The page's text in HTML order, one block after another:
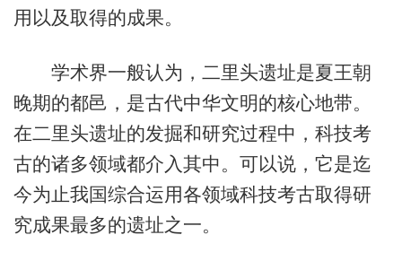
用以及取得的成果。
学术界一般认为，二里头遗址是夏王朝
晚期的都邑，是古代中华文明的核心地带。
在二里头遗址的发掘和研究过程中，科技考
古的诸多领域都介入其中。可以说，它是迄
今为止我国综合运用各领域科技考古取得研
究成果最多的遗址之一。